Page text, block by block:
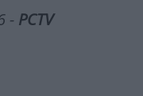
- PCTV